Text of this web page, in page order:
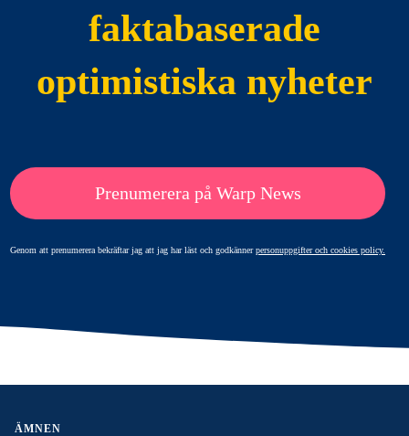
faktabaserade
optimistiska nyheter
Prenumerera på Warp News
Genom att prenumerera bekräftar jag att jag har läst och godkännerpersonuppgifter och cookies policy.
ÄMNEN